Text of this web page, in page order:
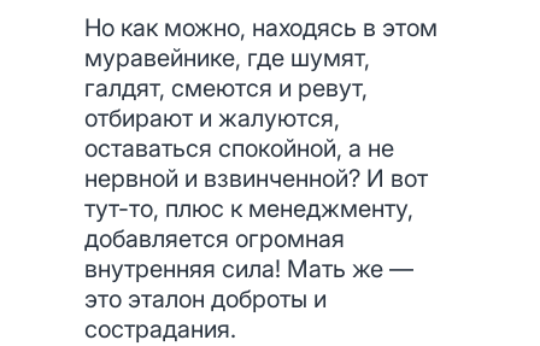
Но как можно, находясь в этом
муравейнике, где шумят,
галдят, смеются и ревут,
отбирают и жалуются,
оставаться спокойной, а не
нервной и взвинченной? И вот
тут-то, плюс к менеджменту,
добавляется огромная
внутренняя сила! Мать же —
это эталон доброты и
сострадания.